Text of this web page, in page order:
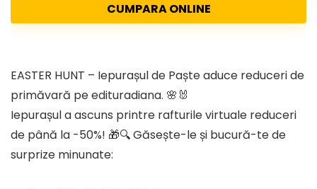
CUMPARA ONLINE
EASTER HUNT – Iepurașul de Paște aduce reduceri de
primăvară pe edituradiana. 🌸🐰
Iepurașul a ascuns printre rafturile virtuale reduceri
de până la -50%! 🎁🔍 Găsește-le și bucură-te de
surprize minunate: